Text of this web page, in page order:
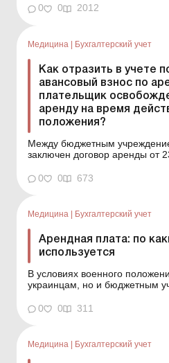
комплект. Впрочем, со
его составляющих выходят из
Поэтому такие с...
0 0 2012
Медицина | Бухгалтерский учет
Как отразить в учете
авансовый взнос по
плательщик
аренду на время
положения?
Между бюджетным
заключен договор аренды от
17.06.2022 арендатор
размере месячной арендной
0 0 673
Медицина | Бухгалтерский учет
Арендная плата: по
используется
В условиях военного
украинцам, но и бюджетным
начала года были
расходы, сейчас меняют свое
могут направляться сред...
0 0 311
Медицина Бухгалтерский учет